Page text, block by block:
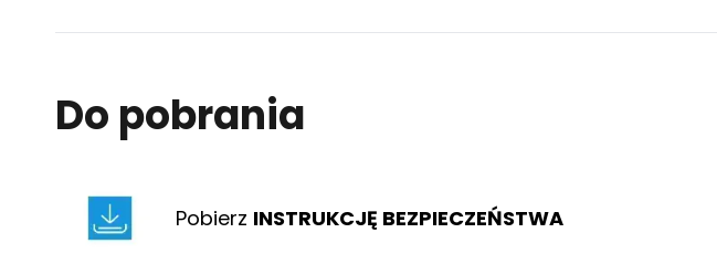
Do pobrania
Pobierz INSTRUKCJĘ BEZPIECZEŃSTWA